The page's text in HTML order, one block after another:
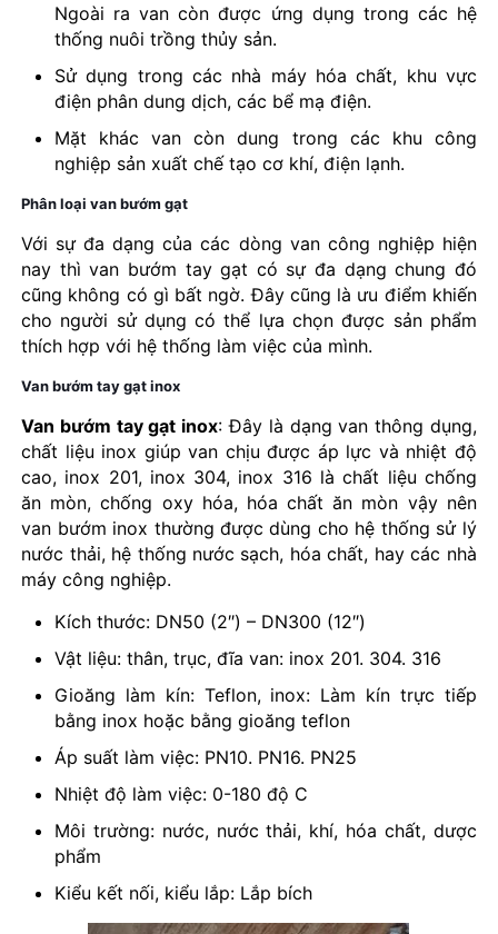
Ngoài ra van còn được ứng dụng trong các hệ
thống nuôi trồng thủy sản.
Sử dụng trong các nhà máy hóa chất, khu vực
điện phân dung dịch, các bể mạ điện.
Mặt khác van còn dung trong các khu công
nghiệp sản xuất chế tạo cơ khí, điện lạnh.
Phân loại van bướm gạt
Với sự đa dạng của các dòng van công nghiệp hiện
nay thì van bướm tay gạt có sự đa dạng chung đó
cũng không có gì bất ngờ. Đây cũng là ưu điểm khiến
cho người sử dụng có thể lựa chọn được sản phẩm
thích hợp với hệ thống làm việc của mình.
Van bướm tay gạt inox
Van bướm tay gạt inox: Đây là dạng van thông dụng,
chất liệu inox giúp van chịu được áp lực và nhiệt độ
cao, inox 201, inox 304, inox 316 là chất liệu chống
ăn mòn, chống oxy hóa, hóa chất ăn mòn vậy nên
van bướm inox thường được dùng cho hệ thống sử lý
nước thải, hệ thống nước sạch, hóa chất, hay các nhà
máy công nghiệp.
Kích thước: DN50 (2″) – DN300 (12″)
Vật liệu: thân, trục, đĩa van: inox 201. 304. 316
Gioăng làm kín: Teflon, inox: Làm kín trực tiếp
bằng inox hoặc bằng gioăng teflon
Áp suất làm việc: PN10. PN16. PN25
Nhiệt độ làm việc: 0-180 độ C
Môi trường: nước, nước thải, khí, hóa chất, dược
phẩm
Kiểu kết nối, kiểu lắp: Lắp bích